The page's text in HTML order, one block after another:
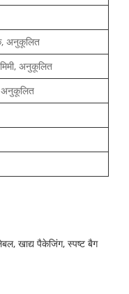
अनुकूलित
अनुकूलित
खाद्य पैकेजिंग, स्पष्ट बैग